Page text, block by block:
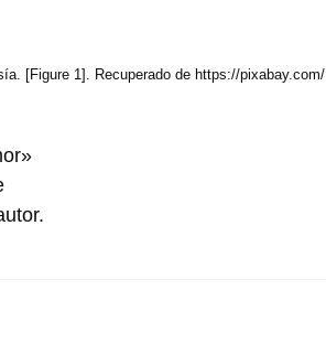
[Figure 1]. Recuperado de https://pixabay.com/